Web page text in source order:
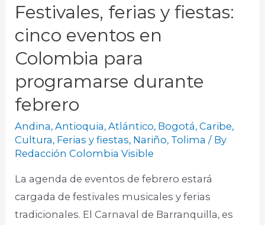
Festivales, ferias y fiestas:
cinco eventos en
Colombia para
programarse durante
febrero
Andina,Antioquia,Atlántico, Bogotá,Caribe,
Cultura, Ferias y fiestas, Nariño, Tolima / By
Redacción Colombia Visible
La agenda de eventos de febrero estará
cargada de festivales musicales y ferias
tradicionales. El Carnaval de Barranquilla, es